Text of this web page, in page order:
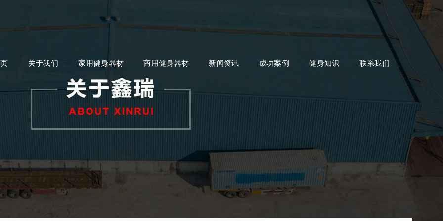
关于我们 家用健身器材 商用健身器材 新闻资讯 成功案例 健身知识 联系我们